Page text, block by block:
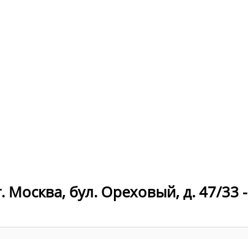
Москва, бул. Ореховый, д. 47/33 -